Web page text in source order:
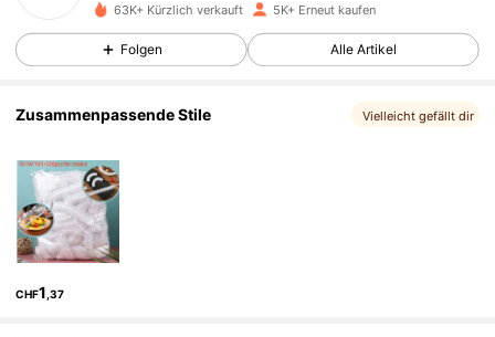
4,87
4,87 1.4K Follower
4,87
4,87
63K+ Kürzlich verkauft 5K+ Erneut kaufen
Folgen Alle Artikel
Zusammenpassende Stile Vielleicht gefällt dir
CHF1 ,37